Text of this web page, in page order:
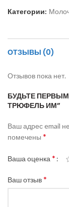
Категории:
ОТЗЫВЫ (0)
Отзывов пока нет.
БУДЬТЕ
ТРЮФЕЛЬ ИМ”
Ваш адрес email
помечены *
Ваша оценка*
Ваш отзыв*